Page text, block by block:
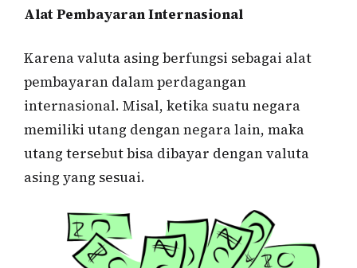
Alat Pembayaran Internasional
Karena valuta asing berfungsi sebagai alat
pembayaran dalam perdagangan
internasional. Misal, ketika suatu negara
memiliki utang dengan negara lain, maka
utang tersebut bisa dibayar dengan valuta
asing yang sesuai.